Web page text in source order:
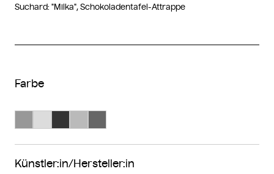
Suchard: "Milka", Schokoladentafel-Attrappe
Farbe
Künstler:in/Hersteller:in